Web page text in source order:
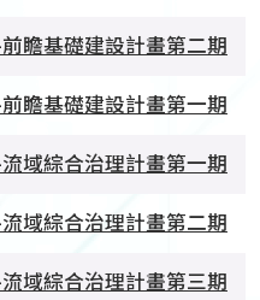
瞻基礎建設計畫第二期
瞻基礎建設計畫第一期
域綜合治理計畫第一期
域綜合治理計畫第二期
域綜合治理計畫第三期